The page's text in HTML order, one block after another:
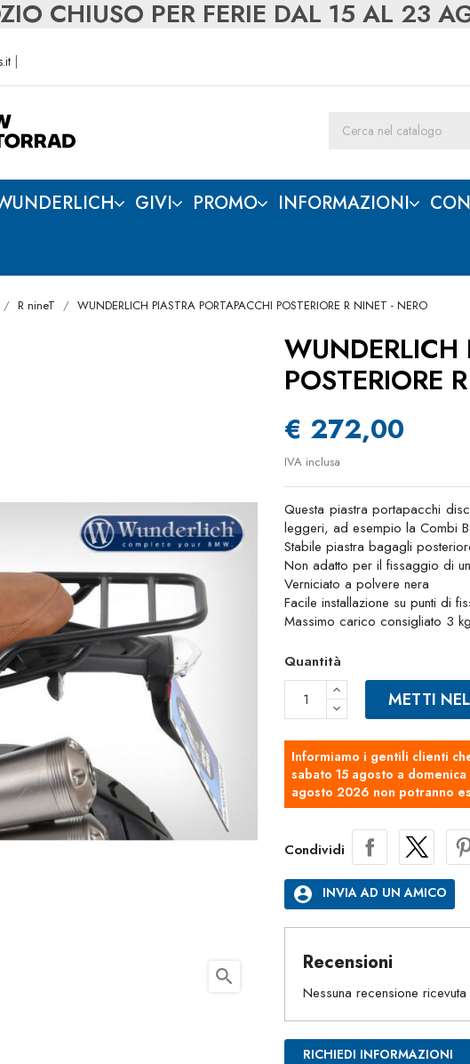
CHIUSO PER FERIE DAL 15 AL 23
GIVI PROMO INFORMAZIONI
R nineT WUNDERLICH PIASTRA PORTAPACCHI POSTERIORE R NINET - NERO
search
WUNDERLICH
POSTERIORE
€ 272,00
IVA inclusa
Questa piastra portapacchi
leggeri, ad esempio la Combi
Stabile piastra bagagli
Non adatto per il fissaggio di
Verniciato a polvere nera
Facile installazione su punti di
Massimo carico consigliato 3 kg
Quantità
METTI
Informiamo i gentili clienti
sabato 15 agosto a
agosto 2026 non potranno
Condividi
account_circle INVIA AD UN AMICO
Recensioni
Nessuna recensione ricevuta
RICHIEDI INFORMAZIONI